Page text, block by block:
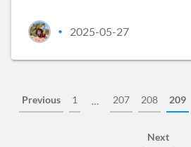
• 2025-05-27
Previous 1 … 207 208 209
Next